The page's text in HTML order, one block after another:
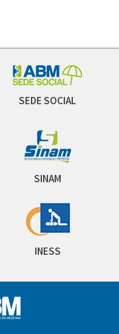
SEDE SOCIAL
SINAM
INESS